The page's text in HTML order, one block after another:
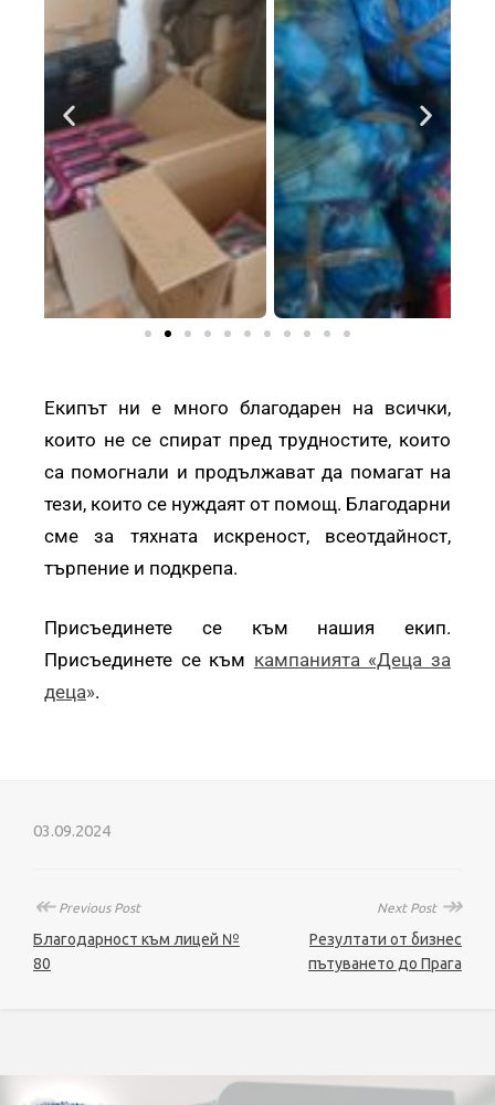
Екипът ни е много благодарен на всички,
които не се спират пред трудностите, които
са помогнали и продължават да помагат на
тези, които се нуждаят от помощ. Благодарни
сме за тяхната искреност, всеотдайност,
търпение и подкрепа.
Присъединете се към нашия екип.
Присъединете се към кампанията «Деца за
деца».
03.09.2024
↞Previous Post
Благодарност към лицей №
80
Next Post ↠
Резултати от бизнес
пътуването до Прага